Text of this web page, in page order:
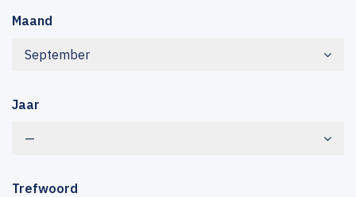
Maand
September
Jaar
—
Trefwoord